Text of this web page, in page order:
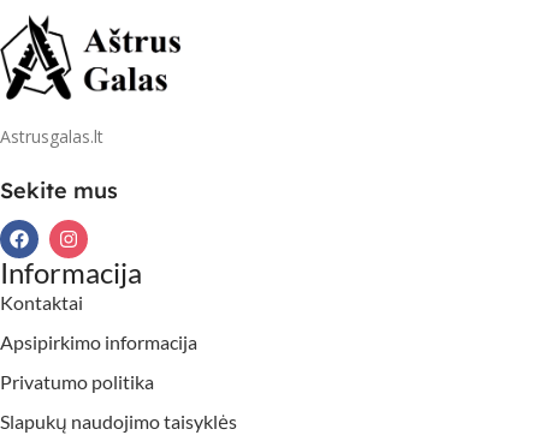
Astrusgalas.lt
Sekite mus
Informacija
Kontaktai
Apsipirkimo informacija
Privatumo politika
Slapukų naudojimo taisyklės